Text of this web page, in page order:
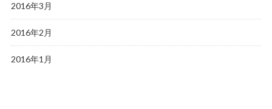
2016年3月
2016年2月
2016年1月